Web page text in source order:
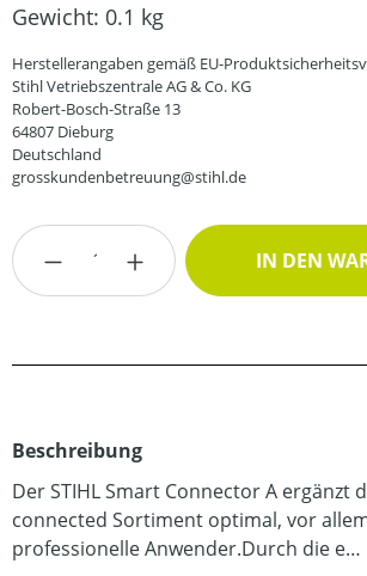
Gewicht: 0.1 kg
Herstellerangaben gemäß EU-
Stihl Vetriebszentrale AG & Co. KG
Robert-Bosch-Straße 13
64807 Dieburg
Deutschland
grosskundenbetreuung@stihl.de
Produkt Anzahl: Gib den
IN DEN
Beschreibung
Der STIHL Smart Connector A ergänzt
connected Sortiment optimal, vor
professionelle Anwender.Durch die e…